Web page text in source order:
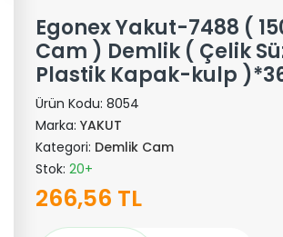
Egonex Yakut-7488 (
Cam ) Demlik ( Çelik
Plastik Kapak-kulp
Ürün Kodu: 8054
Marka: YAKUT
Kategori: Demlik Cam
Stok: 20+
266,56 TL